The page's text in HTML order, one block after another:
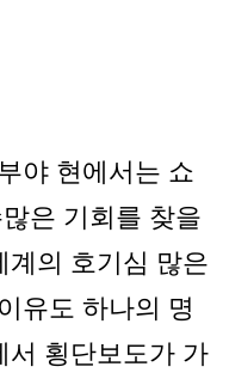
야 현에서는 쇼
은 기회를 찾을
계의 호기심 많은
유도 하나의 명
서 횡단보도가 가